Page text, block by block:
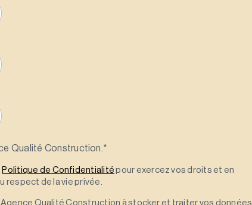
Qualité Construction.*
Politique de Confidentialité pour exercez vos droits et en
respect de la vie privée.
Qualité Construction à stocker et traiter vos données